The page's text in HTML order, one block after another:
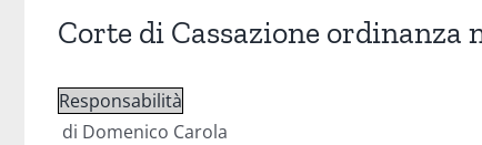
Corte di Cassazione ordinanza
Responsabilità
di Domenico Carola